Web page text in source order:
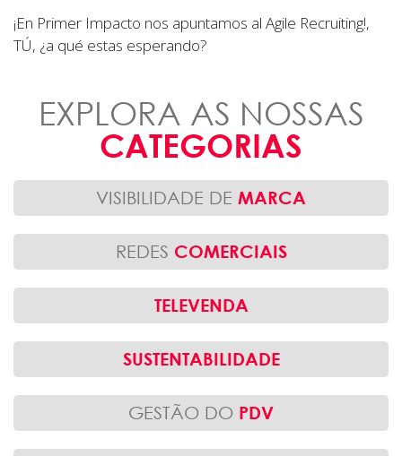
¡En Primer Impacto nos apuntamos al Agile Recruiting!,
TÚ, ¿a qué estas esperando?
EXPLORA AS NOSSAS
CATEGORIAS
VISIBILIDADE DE MARCA
REDES COMERCIAIS
TELEVENDA
SUSTENTABILIDADE
GESTÃO DO PDV